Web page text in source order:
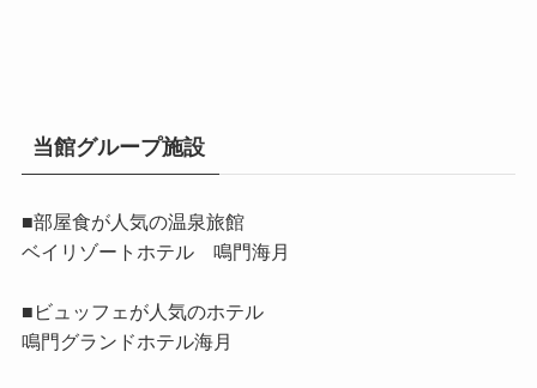
当館グループ施設
■部屋食が人気の温泉旅館
ベイリゾートホテル 鳴門海月
■ビュッフェが人気のホテル
鳴門グランドホテル海月